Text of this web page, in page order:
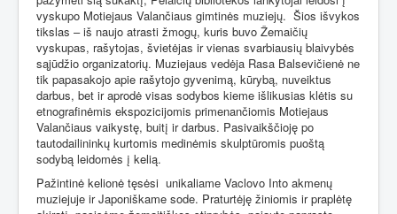
vyskupo Motiejaus Valančiaus gimtinės muziejų. Šios išvykos
tikslas – iš naujo atrasti žmogų, kuris buvo Žemaičių
vyskupas, rašytojas, švietėjas ir vienas svarbiausių blaivybės
sąjūdžio organizatorių. Muziejaus vedėja Rasa Balsevičienė ne
tik papasakojo apie rašytojo gyvenimą, kūrybą, nuveiktus
darbus, bet ir aprodė visas sodybos kieme išlikusias klėtis su
etnografinėmis ekspozicijomis primenančiomis Motiejaus
Valančiaus vaikystę, buitį ir darbus. Pasivaikščioję po
tautodailininkų kurtomis medinėmis skulptūromis puoštą
sodybą leidomės į kelią.
Pažintinė kelionė tęsėsi unikaliame Vaclovo Into akmenų
muziejuje ir Japoniškame sode. Praturtėję žiniomis ir praplėtę